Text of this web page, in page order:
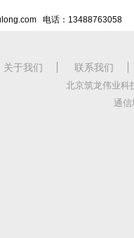
电话：13488763058
关于我们 联系我们
北京筑龙伟业科
通